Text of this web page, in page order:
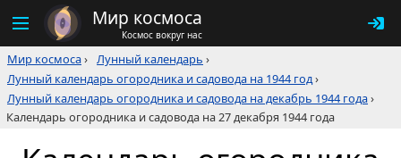
Мир космоса
Космос вокруг нас
Мир космоса› Лунный календарь ›
Лунный календарь огородника и садовода на 1944 год›
Лунный календарь огородника и садовода на декабрь 1944 года›
Календарь огородника и садовода на 27 декабря 1944 года